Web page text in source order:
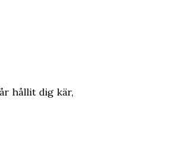
hållit dig kär,